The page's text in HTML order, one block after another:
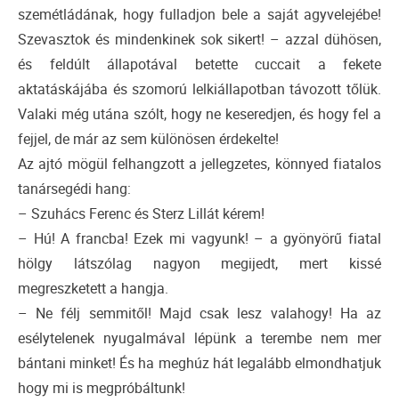
szemétládának, hogy fulladjon bele a saját agyvelejébe!
Szevasztok és mindenkinek sok sikert! – azzal dühösen,
és feldúlt állapotával betette cuccait a fekete
aktatáskájába és szomorú lelkiállapotban távozott tőlük.
Valaki még utána szólt, hogy ne keseredjen, és hogy fel a
fejjel, de már az sem különösen érdekelte!
Az ajtó mögül felhangzott a jellegzetes, könnyed fiatalos
tanársegédi hang:
– Szuhács Ferenc és Sterz Lillát kérem!
– Hú! A francba! Ezek mi vagyunk! – a gyönyörű fiatal
hölgy látszólag nagyon megijedt, mert kissé
megreszketett a hangja.
– Ne félj semmitől! Majd csak lesz valahogy! Ha az
esélytelenek nyugalmával lépünk a terembe nem mer
bántani minket! És ha meghúz hát legalább elmondhatjuk
hogy mi is megpróbáltunk!